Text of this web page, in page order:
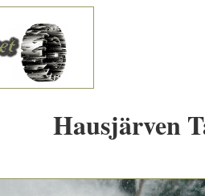
Hausjärven